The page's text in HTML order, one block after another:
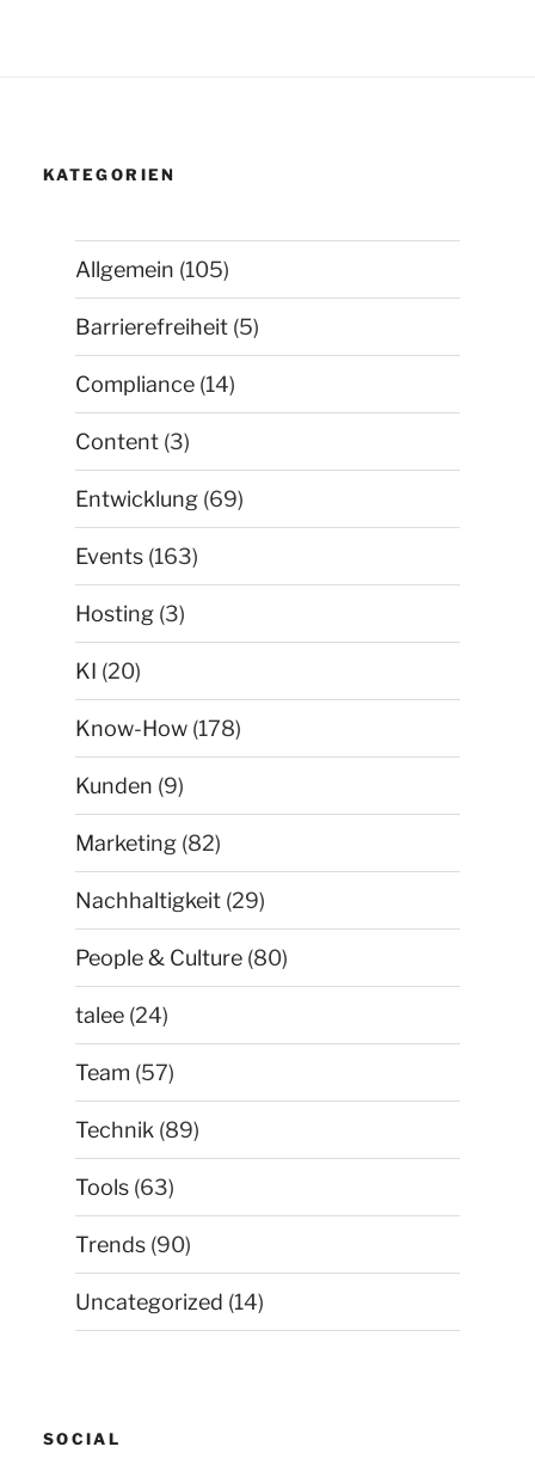
KATEGORIEN
Allgemein (105)
Barrierefreiheit (5)
Compliance (14)
Content (3)
Entwicklung (69)
Events (163)
Hosting (3)
KI (20)
Know-How (178)
Kunden (9)
Marketing (82)
Nachhaltigkeit (29)
People & Culture (80)
talee (24)
Team (57)
Technik (89)
Tools (63)
Trends (90)
Uncategorized (14)
SOCIAL